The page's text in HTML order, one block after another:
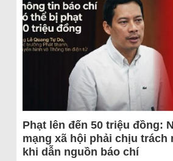
Phạt lên đến 50 triệu đồng:
mạng xã hội phải chịu trách
khi dẫn nguồn báo chí